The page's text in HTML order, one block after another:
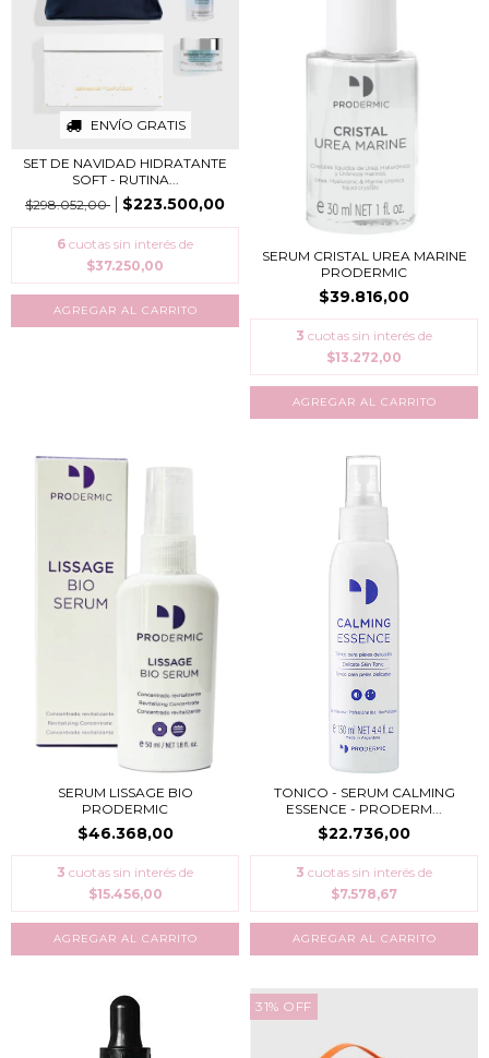
ENVÍO GRATIS
SET DE NAVIDAD HIDRATANTE
SOFT - RUTINA...
$298.052,00
$223.500,00
6 cuotas sin interés de
$37.250,00
SERUM CRISTAL UREA MARINE
PRODERMIC
$39.816,00
3 cuotas sin interés de
$13.272,00
SERUM LISSAGE BIO
PRODERMIC
$46.368,00
3 cuotas sin interés de
$15.456,00
TONICO - SERUM CALMING
ESSENCE - PRODERM...
$22.736,00
3 cuotas sin interés de
$7.578,67
31% OFF